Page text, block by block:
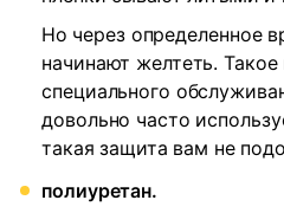
Но через определенное
начинают желтеть.
специального
довольно часто
такая защита вам не
полиуретан.